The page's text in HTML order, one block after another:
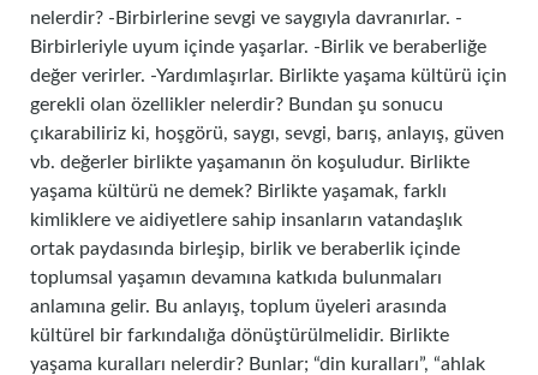
nelerdir? -Birbirlerine sevgi ve saygıyla davranırlar. -
Birbirleriyle uyum içinde yaşarlar. -Birlik ve beraberliğe
değer verirler. -Yardımlaşırlar. Birlikte yaşama kültürü için
gerekli olan özellikler nelerdir? Bundan şu sonucu
çıkarabiliriz ki, hoşgörü, saygı, sevgi, barış, anlayış, güven
vb. değerler birlikte yaşamanın ön koşuludur. Birlikte
yaşama kültürü ne demek? Birlikte yaşamak, farklı
kimliklere ve aidiyetlere sahip insanların vatandaşlık
ortak paydasında birleşip, birlik ve beraberlik içinde
toplumsal yaşamın devamına katkıda bulunmaları
anlamına gelir. Bu anlayış, toplum üyeleri arasında
kültürel bir farkındalığa dönüştürülmelidir. Birlikte
yaşama kuralları nelerdir? Bunlar; “din kuralları”, “ahlak